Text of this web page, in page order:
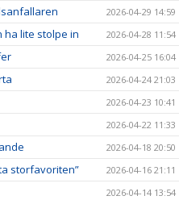
2026-04-29 14:59
ha lite stolpe in 2026-04-28 11:54
2026-04-25 16:04
2026-04-24 21:03
2026-04-23 10:41
2026-04-22 11:33
2026-04-18 20:50
storfavoriten” 2026-04-16 21:11
2026-04-14 13:54